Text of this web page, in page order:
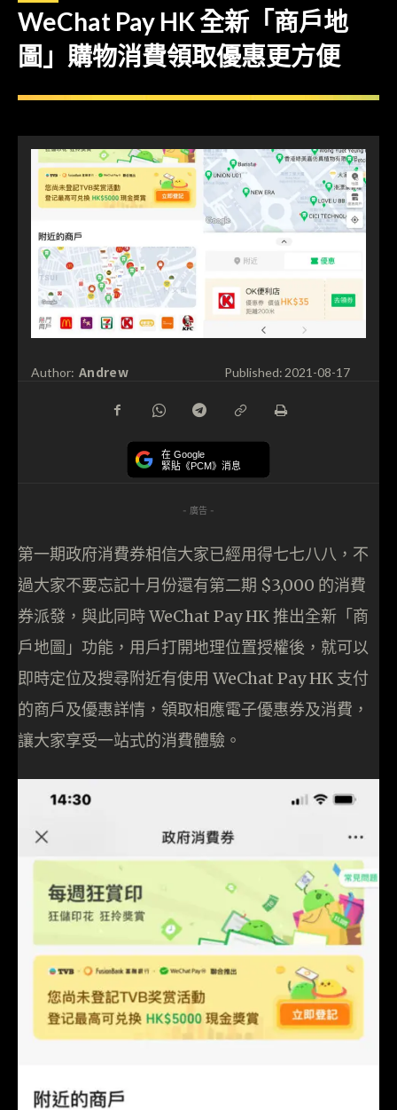
WeChat Pay HK 全新「商戶地
圖」購物消費領取優惠更方便
Author: Andrew Published: 2021-08-17
在 Google
緊貼《PCM》消息
- 廣告 -
第一期政府消費券相信大家已經用得七七八八，不
過大家不要忘記十月份還有第二期 $3,000 的消費
券派發，與此同時 WeChat Pay HK 推出全新「商
戶地圖」功能，用戶打開地理位置授權後，就可以
即時定位及搜尋附近有使用 WeChat Pay HK 支付
的商戶及優惠詳情，領取相應電子優惠券及消費，
讓大家享受一站式的消費體驗。